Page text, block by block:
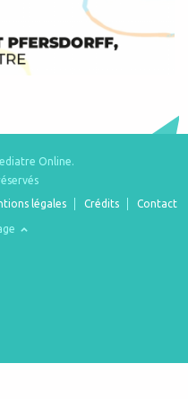
Online.
légales Crédits Contact